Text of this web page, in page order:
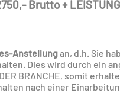
Brutto +
Anstellungan, d.h. Sie
Dies wird durch ein
BRANCHE, somit
nach einer